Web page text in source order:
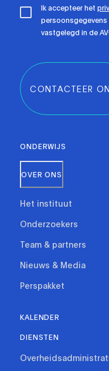
Ik accepteer het
vastgelegd in de
CONTACTEER
ONDERWIJS
OVER ONS
Het instituut
Onderzoekers
Team & partners
Nieuws & Media
Perspakket
KALENDER
DIENSTEN